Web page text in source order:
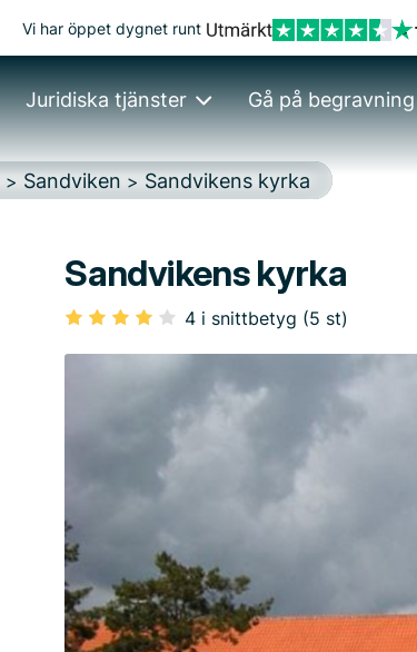
Vi har öppet dygnet runt
Juridiska tjänster Gå på begravning
> Sandviken > Sandvikens kyrka
Sandvikens kyrka
4 i snittbetyg (5 st)